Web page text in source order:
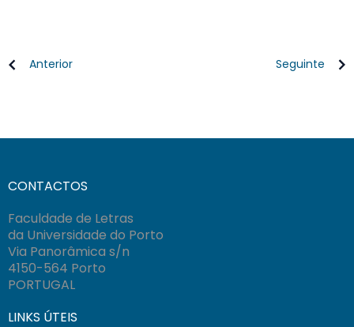
Anterior Seguinte
CONTACTOS
Faculdade de Letras
da Universidade do Porto
Via Panorâmica s/n
4150-564 Porto
PORTUGAL
LINKS ÚTEIS